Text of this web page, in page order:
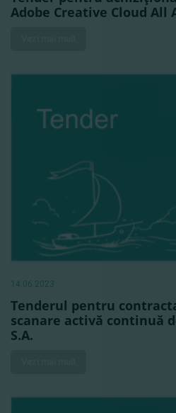
Adobe Creative Cloud All
14.06.2023
Tenderul pentru
scanare activă continuă
S.A.